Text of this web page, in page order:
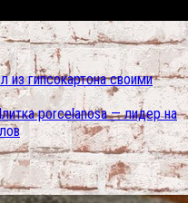
из гипсокартона своими
porcelanosa — лидер на